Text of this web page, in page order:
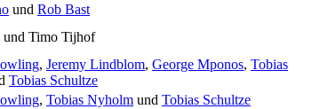
und Rob Bast
und Timo Tijhof
, Jeremy Lindblom, George Mponos, Tobias
Tobias Schultze
, Tobias Nyholm und Tobias Schultze